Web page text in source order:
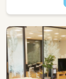
者と
校舎